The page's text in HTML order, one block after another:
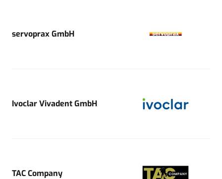
servoprax GmbH
Ivoclar Vivadent GmbH
TAC Company